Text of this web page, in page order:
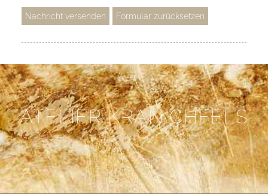
ATELIER KRANICHFELS